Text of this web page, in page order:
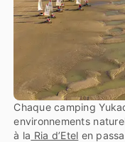
Chaque camping
environnements
à la Ria d’Etel en